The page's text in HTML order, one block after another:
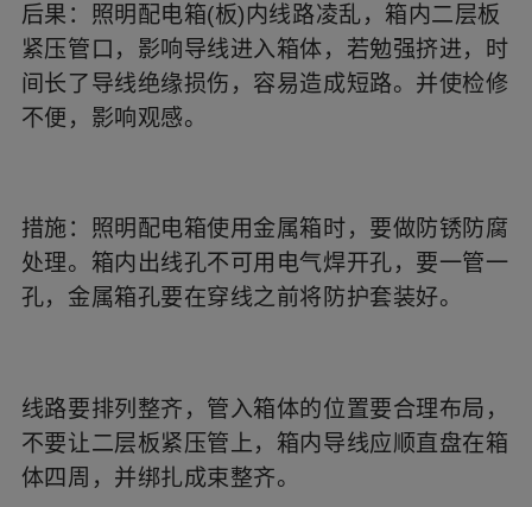
后果：照明配电箱(板)内线路凌乱，箱内二层板
紧压管口，影响导线进入箱体，若勉强挤进，时
间长了导线绝缘损伤，容易造成短路。并使检修
不便，影响观感。
措施：照明配电箱使用金属箱时，要做防锈防腐
处理。箱内出线孔不可用电气焊开孔，要一管一
孔，金属箱孔要在穿线之前将防护套装好。
线路要排列整齐，管入箱体的位置要合理布局，
不要让二层板紧压管上，箱内导线应顺直盘在箱
体四周，并绑扎成束整齐。